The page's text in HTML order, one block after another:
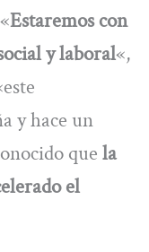
Estaremos con
y laboral«,
y hace un
que la
el